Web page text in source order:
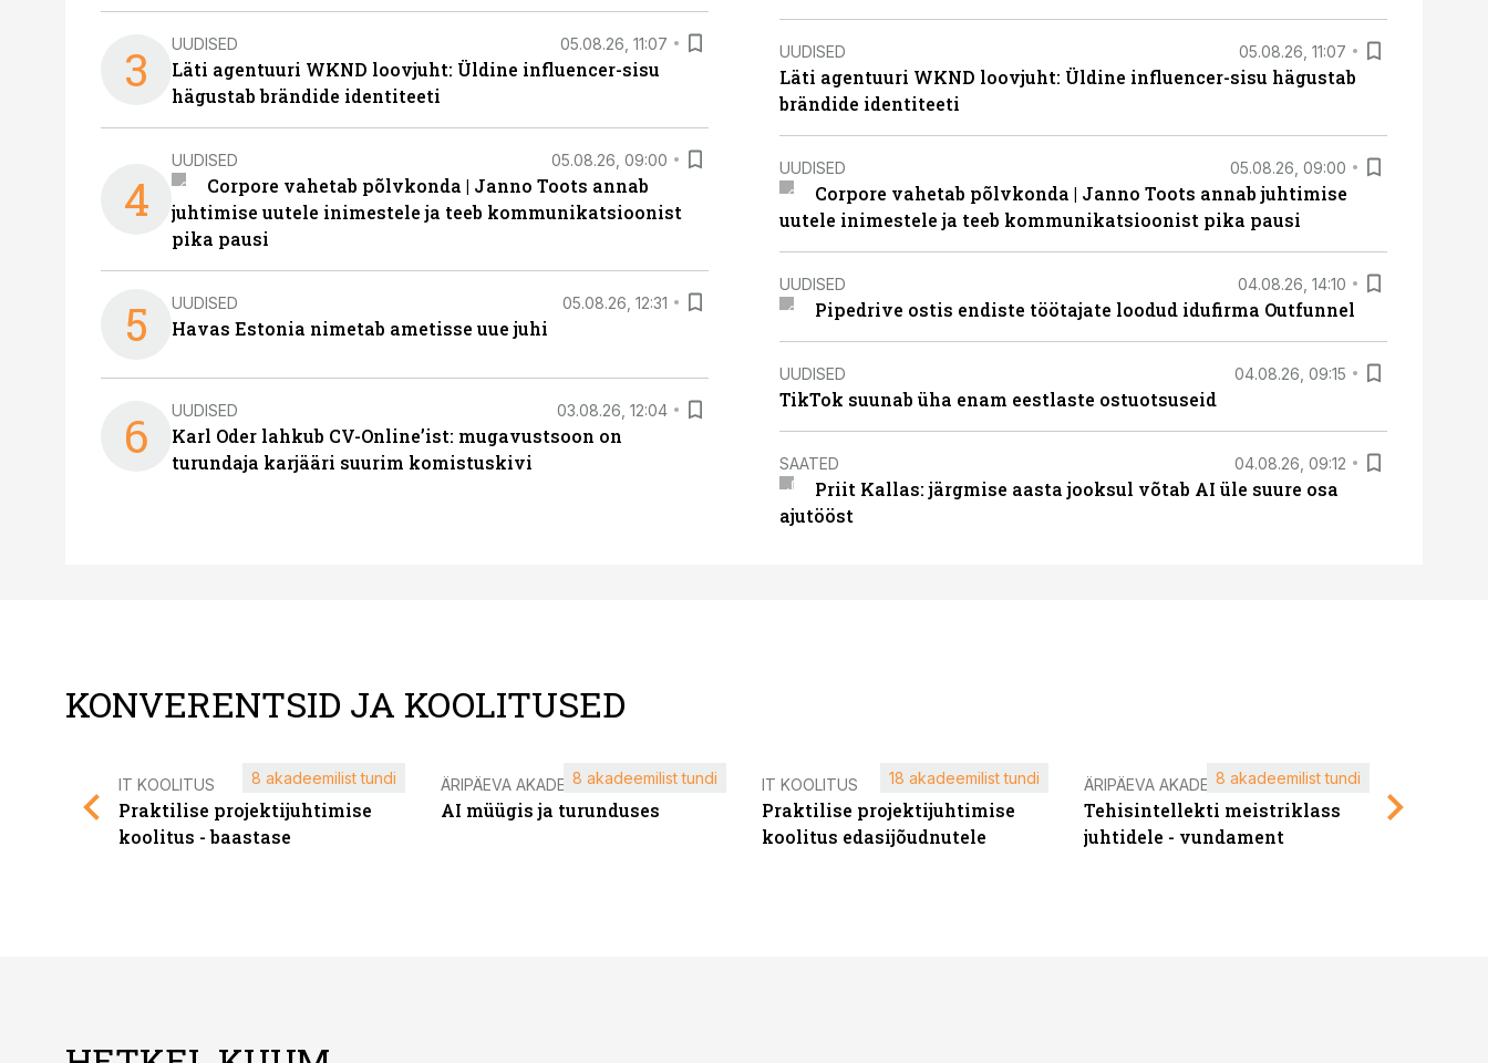
3 UUDISED 05.08.26, 11:07
Läti agentuuri WKND loovjuht: Üldine influencer-sisu
hägustab brändide identiteeti
4
UUDISED 05.08.26, 09:00
Corpore vahetab põlvkonda | Janno Toots annab
juhtimise uutele inimestele ja teeb kommunikatsioonist
pika pausi
5 UUDISED 05.08.26, 12:31
Havas Estonia nimetab ametisse uue juhi
6 UUDISED 03.08.26, 12:04
Karl Oder lahkub CV-Online’ist: mugavustsoon on
turundaja karjääri suurim komistuskivi
UUDISED 05.08.26, 11:07
Läti agentuuri WKND loovjuht: Üldine influencer-sisu hägustab
brändide identiteeti
UUDISED 05.08.26, 09:00
Corpore vahetab põlvkonda | Janno Toots annab juhtimise
uutele inimestele ja teeb kommunikatsioonist pika pausi
UUDISED 04.08.26, 14:10
Pipedrive ostis endiste töötajate loodud idufirma Outfunnel
UUDISED 04.08.26, 09:15
TikTok suunab üha enam eestlaste ostuotsuseid
SAATED 04.08.26, 09:12
Priit Kallas: järgmise aasta jooksul võtab AI üle suure osa
ajutööst
KONVERENTSID JA KOOLITUSED
IT KOOLITUS
Praktilise projektijuhtimise
koolitus - baastase
8 akadeemilist tundi ÄRIPÄEVA AKADEEMIA
AI müügis ja turunduses
8 akadeemilist tundi IT KOOLITUS
Praktilise projektijuhtimise
koolitus edasijõudnutele
18 akadeemilist tundi ÄRIPÄEVA AKADEEMIA
Tehisintellekti meistriklass
juhtidele - vundament
8 akadeemilist tundi